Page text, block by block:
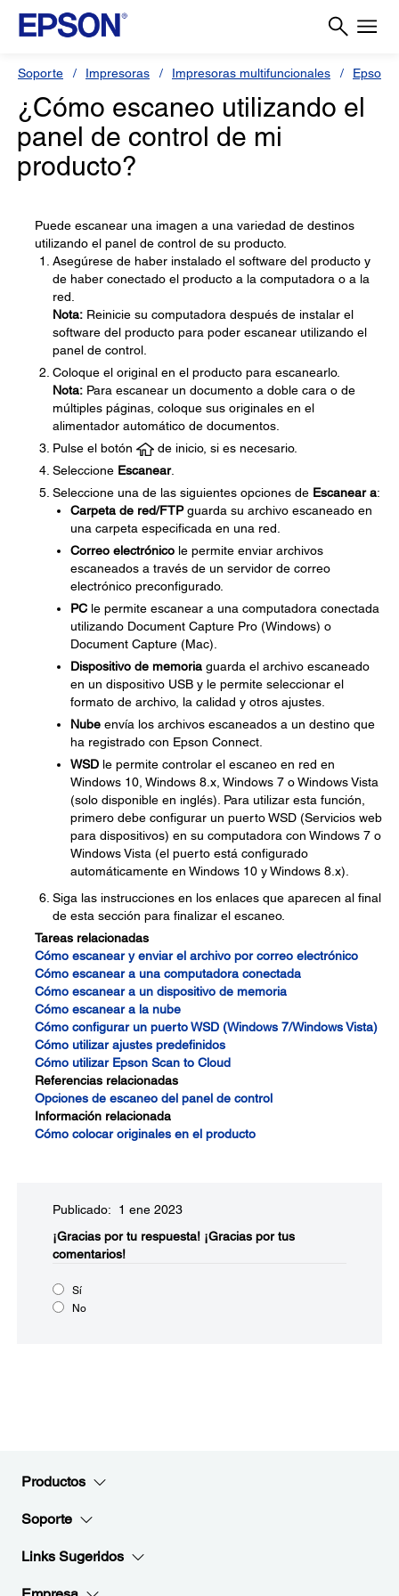
Soporte Impresoras Impresoras multifuncionales Epson
¿Cómo escaneo utilizando el
panel de control de mi
producto?
Puede escanear una imagen a una variedad de destinos
utilizando el panel de control de su producto.
Asegúrese de haber instalado el software del producto y
de haber conectado el producto a la computadora o a la
red.
Nota: Reinicie su computadora después de instalar el
software del producto para poder escanear utilizando el
panel de control.
Coloque el original en el producto para escanearlo.
Nota: Para escanear un documento a doble cara o de
múltiples páginas, coloque sus originales en el
alimentador automático de documentos.
Pulse el botón
de inicio, si es necesario.
Seleccione Escanear.
Seleccione una de las siguientes opciones de Escanear a:
Carpeta de red/FTPguarda su archivo escaneado en
una carpeta especificada en una red.
Correo electrónico le permite enviar archivos
escaneados a través de un servidor de correo
electrónico preconfigurado.
PC le permite escanear a una computadora conectada
utilizando Document Capture Pro (Windows) o
Document Capture (Mac).
Dispositivo de memoria guarda el archivo escaneado
en un dispositivo USB y le permite seleccionar el
formato de archivo, la calidad y otros ajustes.
Nube envía los archivos escaneados a un destino que
ha registrado con Epson Connect.
WSD le permite controlar el escaneo en red en
Windows 10, Windows 8.x, Windows 7 o Windows Vista
(solo disponible en inglés). Para utilizar esta función,
primero debe configurar un puerto WSD (Servicios web
para dispositivos) en su computadora con Windows 7 o
Windows Vista (el puerto está configurado
automáticamente en Windows 10 y Windows 8.x).
Siga las instrucciones en los enlaces que aparecen al final
de esta sección para finalizar el escaneo.
Tareas relacionadas
Cómo escanear y enviar el archivo por correo electrónico
Cómo escanear a una computadora conectada
Cómo escanear a un dispositivo de memoria
Cómo escanear a la nube
Cómo configurar un puerto WSD (Windows 7/Windows Vista)
Cómo utilizar ajustes predefinidos
Cómo utilizar Epson Scan to Cloud
Referencias relacionadas
Opciones de escaneo del panel de control
Información relacionada
Cómo colocar originales en el producto
Publicado: 1 ene 2023
¡Gracias por tu respuesta! ¡Gracias por tus
comentarios!
Sí
No
Productos
Soporte
Links Sugeridos